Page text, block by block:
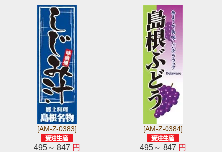
[AM-Z-0383]
495～ 847 円
[AM-Z-0384]
495～ 847 円